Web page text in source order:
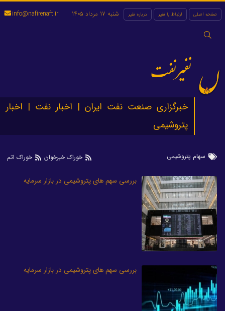
صفحه اصلی ارتباط با نفیر درباره نفیر
جستجو
شنبه 17 مرداد 1405 info@nafirenaft.ir
نفیرنفت
خبرگزاری صنعت نفت ایران | اخبار نفت | اخبار
پتروشیمی
سهام پتروشیمی خوراک خبرخوان خوراک اتم
بررسی سهم های پتروشیمی در بازار سرمایه
بررسی سهم های پتروشیمی در بازار سرمایه